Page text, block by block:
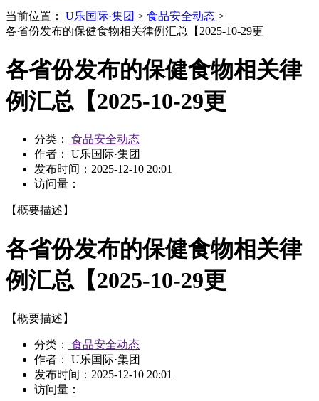
当前位置： U乐国际·集团 > 食品安全动态 >
各省份发布的保健食物相关律例汇总【2025-10-29更
各省份发布的保健食物相关律
例汇总【2025-10-29更
分类：
食品安全动态
作者： U乐国际·集团
发布时间： 2025-12-10 20:01
访问量：
【概要描述】
各省份发布的保健食物相关律
例汇总【2025-10-29更
【概要描述】
分类：
食品安全动态
作者： U乐国际·集团
发布时间： 2025-12-10 20:01
访问量：